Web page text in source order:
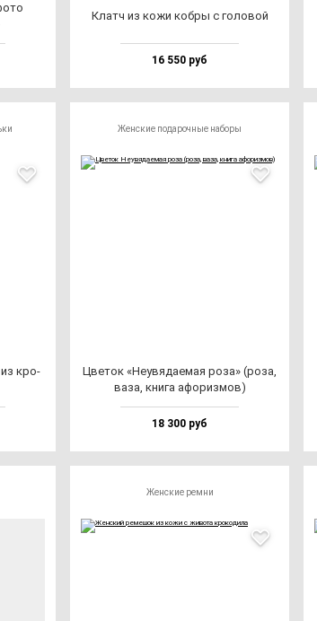
Клатч из ко­жи коб­ры с го­ло­вой
16 550 руб
из кро­
Женские подарочные наборы
Цве­ток «Неувя­да­емая ро­за» (ро­за,
ва­за, кни­га афо­риз­мов)
18 300 руб
Женские ремни